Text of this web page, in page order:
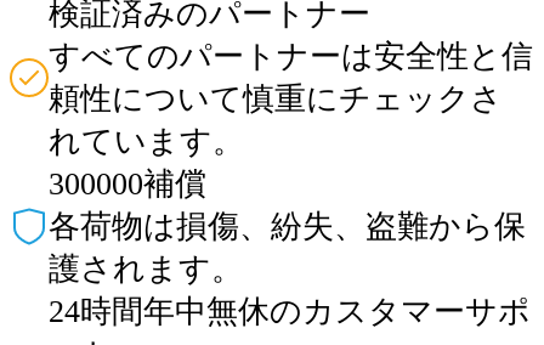
検証済みのパートナー
すべてのパートナーは安全性と信
頼性について慎重にチェックさ
れています。
300000補償
各荷物は損傷、紛失、盗難から保
護されます。
24時間年中無休のカスタマーサポ